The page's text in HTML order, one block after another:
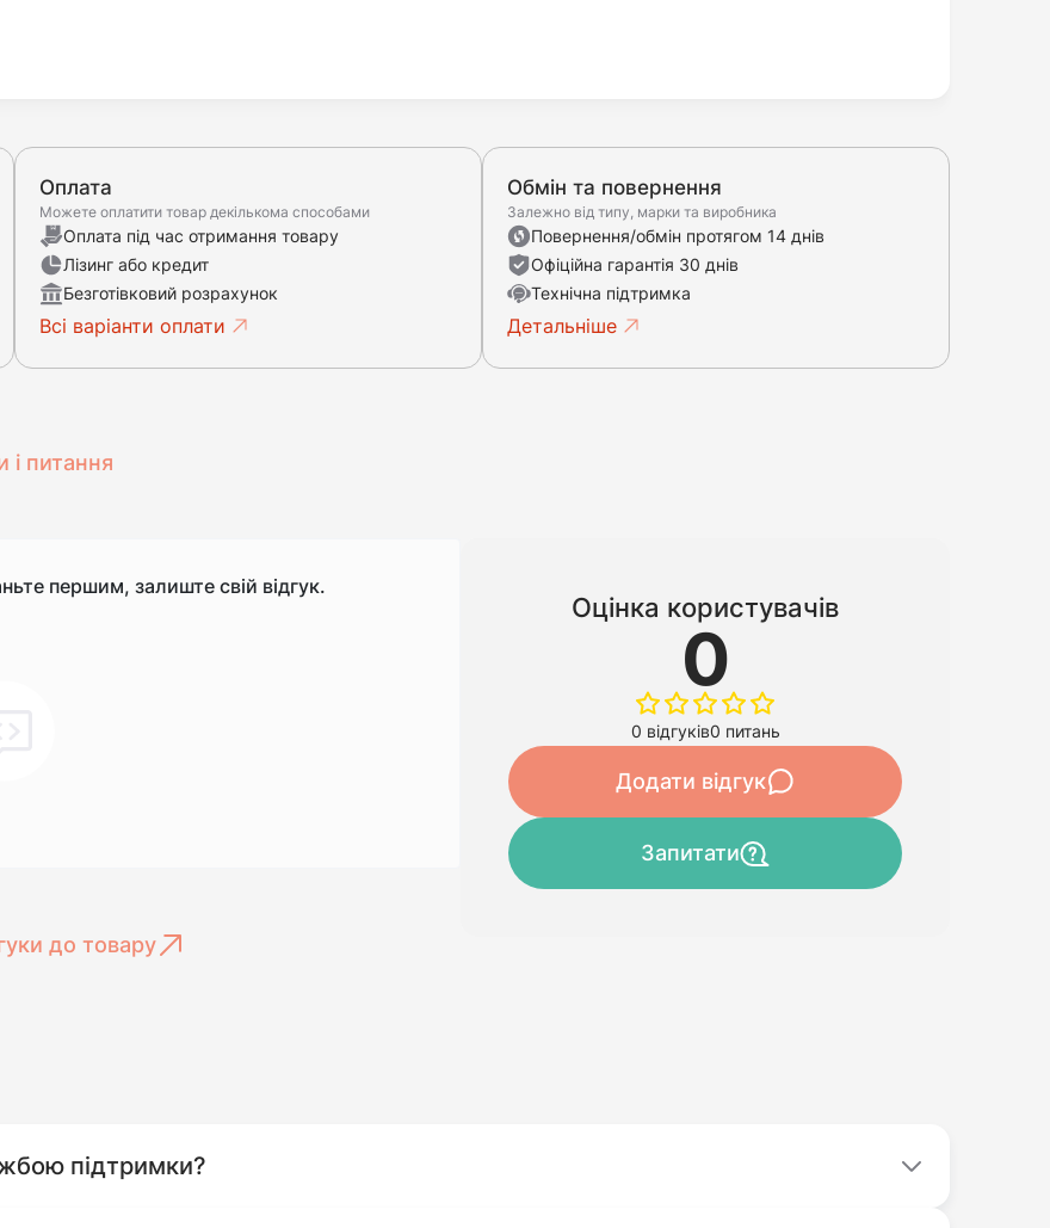
Оплата
Можете оплатити товар декількома способами
Оплата під час отримання товару
Лізинг або кредит
Безготівковий розрахунок
Всі варіанти оплати
Обмін та повернення
Залежно від типу, марки та виробника
Повернення/обмін протягом 14 днів
Офіційна гарантія 30 днів
Технічна підтримка
Детальніше
і питання
першим, залиште свій відгук.
до товару
Оцінка користувачів
0
0 відгуків0 питань
Додати відгук
Запитати
підтримки?